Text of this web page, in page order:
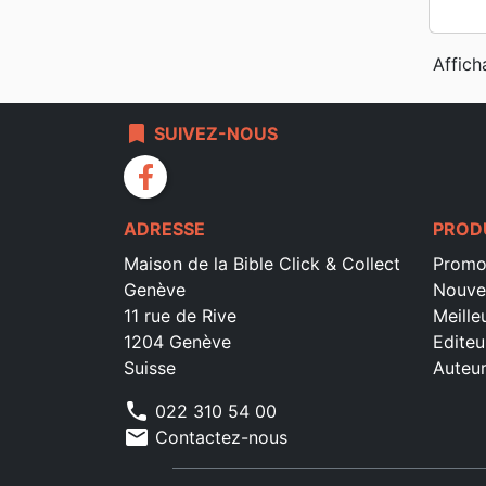
bookmark SUIVEZ-NOUS
facebook
ADRESSE
Maison de la Bible Click & Collect
Genève
11 rue de Rive
1204 Genève
Suisse
phone 022 310 54 00
mail Contactez-nous